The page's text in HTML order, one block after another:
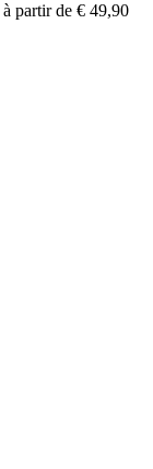
à partir de € 49,90